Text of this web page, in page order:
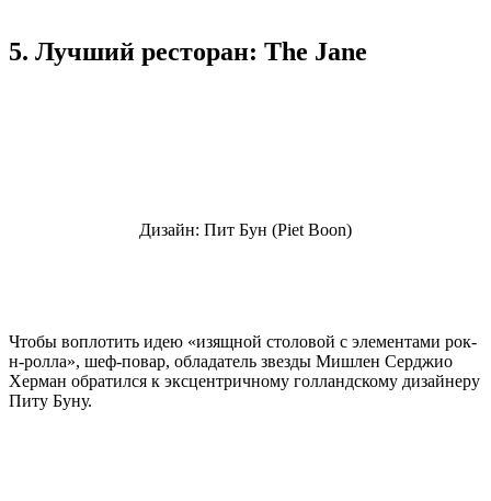
5. Лучший ресторан: The Jane
Дизайн: Пит Бун (Piet Boon)
Чтобы воплотить идею «изящной столовой с элементами рок-
н-ролла», шеф-повар, обладатель звезды Мишлен Серджио
Херман обратился к эксцентричному голландскому дизайнеру
Питу Буну.